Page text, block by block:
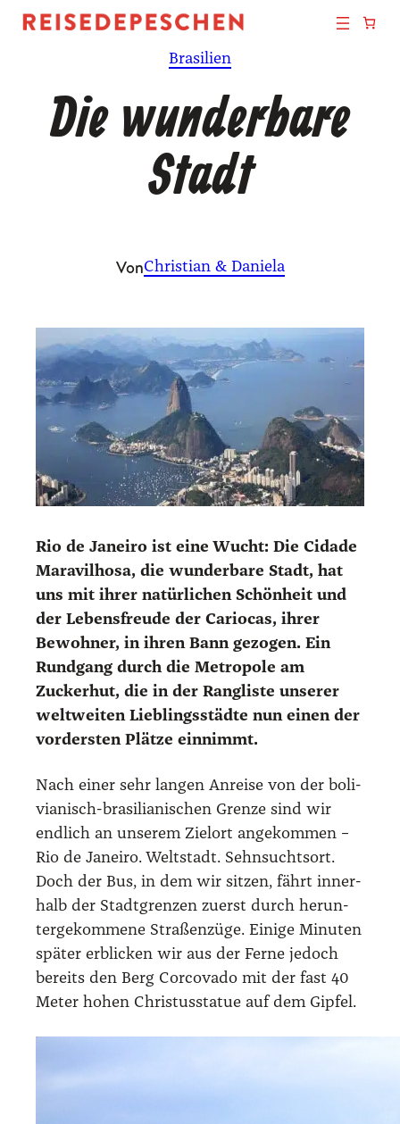
Zum
Brasilien
Die wunderbare
Stadt
VonChristian & Daniela
Rio de Janei­ro ist eine Wucht: Die Cida­de
Mara­vil­ho­sa, die wun­der­ba­re Stadt, hat
uns mit ihrer natür­li­chen Schön­heit und
der Lebens­freu­de der Cario­cas, ihrer
Bewoh­ner, in ihren Bann gezo­gen. Ein
Rund­gang durch die Metro­po­le am
Zucker­hut, die in der Rang­lis­te unse­rer
welt­wei­ten Lieb­lings­städ­te nun einen der
vor­ders­ten Plät­ze ein­nimmt.
Nach einer sehr lan­gen Anrei­se von der boli­
via­nisch-bra­si­lia­ni­schen Gren­ze sind wir
end­lich an unse­rem Ziel­ort ange­kom­men –
Rio de Janei­ro. Welt­stadt. Sehn­suchts­ort.
Doch der Bus, in dem wir sit­zen, fährt inner­
halb der Stadt­gren­zen zuerst durch her­un­
ter­ge­kom­me­ne Stra­ßen­zü­ge. Eini­ge Minu­ten
spä­ter erbli­cken wir aus der Fer­ne jedoch
bereits den Berg Cor­co­va­do mit der fast 40
Meter hohen Chris­tus­sta­tue auf dem Gip­fel.